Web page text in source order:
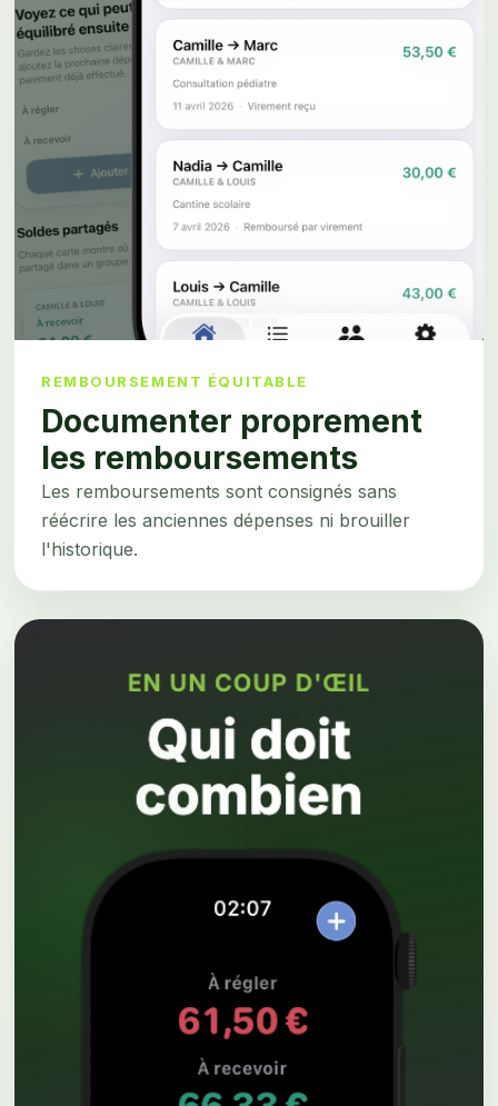
REMBOURSEMENT ÉQUITABLE
Documenter proprement
les remboursements
Les remboursements sont consignés sans
réécrire les anciennes dépenses ni brouiller
l'historique.